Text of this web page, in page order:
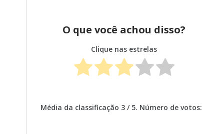
O que você achou disso?
Clique nas estrelas
Média da classificação 3/ 5. Número de votos: